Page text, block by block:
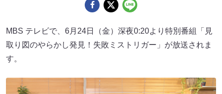
MBS テレビで、6月24日（金）深夜0:20より特別番組「見
取り図のやらかし発見！失敗ミストリガー」が放送されま
す。